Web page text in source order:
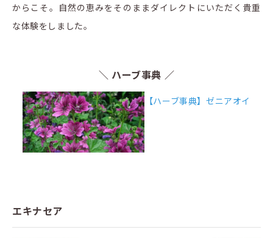
からこそ。自然の恵みをそのままダイレクトにいただく貴重
な体験をしました。
＼ ハーブ事典 ／
【ハーブ事典】ゼニアオイ
エキナセア